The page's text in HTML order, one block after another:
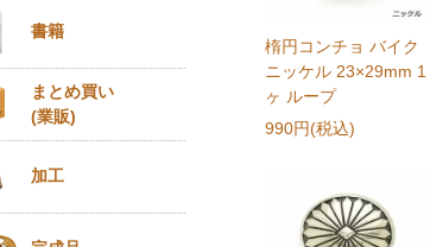
楕円コンチョ バイク
ニッケル 23×29mm 1
ヶ ループ
990円(税込)
書籍
まとめ買い
(業販)
加工